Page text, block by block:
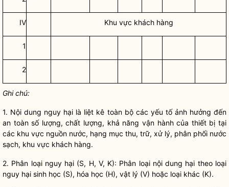
IV Khu vực khách hàng
1
2
Ghi chú:
1. Nội dung nguy hại là liệt kê toàn bộ các yếu tố ảnh hưởng đến
an toàn số lượng, chất lượng, khả năng vận hành của thiết bị tại
các khu vực nguồn nước, hạng mục thu, trữ, xử lý, phân phối nước
sạch, khu vực khách hàng.
2. Phân loại nguy hại (S, H, V, K): Phân loại nội dung hại theo loại
nguy hại sinh học (S), hóa học (H), vật lý (V) hoặc loại khác (K).